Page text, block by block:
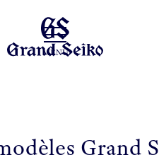
MENU
Grand